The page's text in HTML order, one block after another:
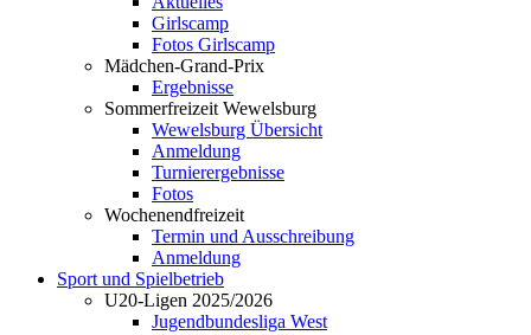
Girlscamp
Fotos Girlscamp
Mädchen-Grand-Prix
Ergebnisse
Sommerfreizeit Wewelsburg
Wewelsburg Übersicht
Anmeldung
Turnierergebnisse
Fotos
Wochenendfreizeit
Termin und Ausschreibung
Anmeldung
Sport und Spielbetrieb
U20-Ligen 2025/2026
Jugendbundesliga West